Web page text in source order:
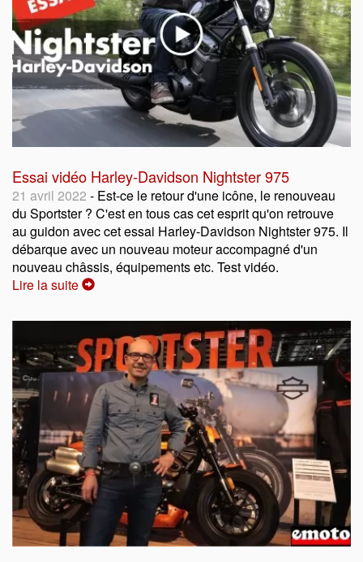
Essai vidéo Harley-Davidson Nightster 975
21 avril 2022 - Est-ce le retour d'une icône, le renouveau
du Sportster ? C'est en tous cas cet esprit qu'on retrouve
au guidon avec cet essai Harley-Davidson Nightster 975. Il
débarque avec un nouveau moteur accompagné d'un
nouveau châssis, équipements etc. Test vidéo.
Lire la suite